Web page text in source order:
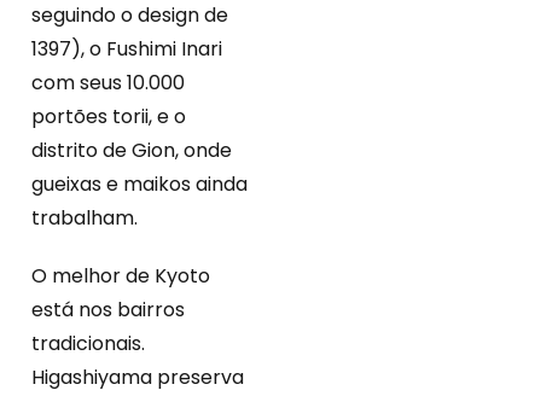
seguindo o design de
1397), o Fushimi Inari
com seus 10.000
portões torii, e o
distrito de Gion, onde
gueixas e maikos ainda
trabalham.
O melhor de Kyoto
está nos bairros
tradicionais.
Higashiyama preserva